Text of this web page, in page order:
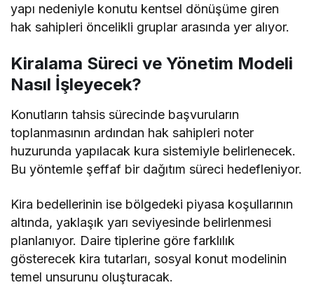
yapı nedeniyle konutu kentsel dönüşüme giren
hak sahipleri öncelikli gruplar arasında yer alıyor.
Kiralama Süreci ve Yönetim Modeli
Nasıl İşleyecek?
Konutların tahsis sürecinde başvuruların
toplanmasının ardından hak sahipleri noter
huzurunda yapılacak kura sistemiyle belirlenecek.
Bu yöntemle şeffaf bir dağıtım süreci hedefleniyor.
Kira bedellerinin ise bölgedeki piyasa koşullarının
altında, yaklaşık yarı seviyesinde belirlenmesi
planlanıyor. Daire tiplerine göre farklılık
gösterecek kira tutarları, sosyal konut modelinin
temel unsurunu oluşturacak.